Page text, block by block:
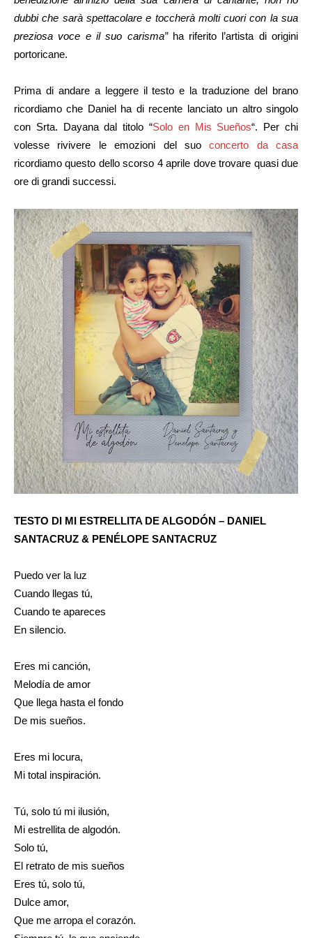
dubbi che sarà spettacolare e toccherà molti cuori con la sua
preziosa voce e il suo carisma” ha riferito l’artista di origini
portoricane.
Prima di andare a leggere il testo e la traduzione del brano
ricordiamo che Daniel ha di recente lanciato un altro singolo
con Srta. Dayana dal titolo “Solo en Mis Sueños“. Per chi
volesse rivivere le emozioni del suoconcerto da casa
ricordiamo questo dello scorso 4 aprile dove trovare quasi due
ore di grandi successi.
TESTO DI MI ESTRELLITA DE ALGODÓN – DANIEL
SANTACRUZ & PENÉLOPE SANTACRUZ
Puedo ver la luz
Cuando llegas tú,
Cuando te apareces
En silencio.
Eres mi canción,
Melodía de amor
Que llega hasta el fondo
De mis sueños.
Eres mi locura,
Mi total inspiración.
Tú, solo tú mi ilusión,
Mi estrellita de algodón.
Solo tú,
El retrato de mis sueños
Eres tú, solo tú,
Dulce amor,
Que me arropa el corazón.